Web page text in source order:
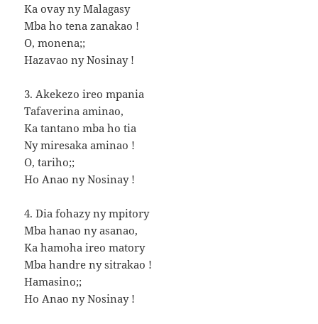
Ka ovay ny Malagasy
Mba ho tena zanakao !
O, monena;;
Hazavao ny Nosinay !
3. Akekezo ireo mpania
Tafaverina aminao,
Ka tantano mba ho tia
Ny miresaka aminao !
O, tariho;;
Ho Anao ny Nosinay !
4. Dia fohazy ny mpitory
Mba hanao ny asanao,
Ka hamoha ireo matory
Mba handre ny sitrakao !
Hamasino;;
Ho Anao ny Nosinay !